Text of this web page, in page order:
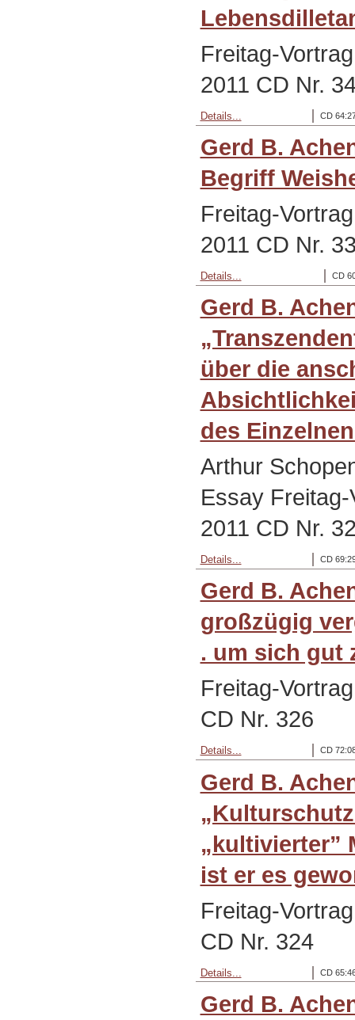
Freitag-
2011 CD Nr.
CD
Details...
Gerd B.
Begriff
Freitag-
2011 CD Nr.
CD
Details...
Gerd B.
über die
des
Arthur
Essay
2011 CD Nr.
CD
Details...
Gerd B.
großzügig
. um sich gut
Freitag-
CD Nr. 326
CD
Details...
Gerd B.
„kultivierter”
ist er es
Freitag-
CD Nr. 324
CD
Details...
Gerd B.